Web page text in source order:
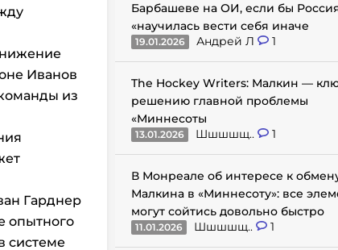
Иванов
из
Гарднер
опытного
системе
Барбашеве на ОИ, если бы
«научилась вести себя иначе
19.01.2026 Андрей Л 1
The Hockey Writers: Малкин —
решению главной проблемы
«Миннесоты
13.01.2026 Шшшшщ.. 1
В Монреале об интересе к
Малкина в «Миннесоту»: все
могут сойтись довольно быстро
11.01.2026 Шшшшщ.. 1